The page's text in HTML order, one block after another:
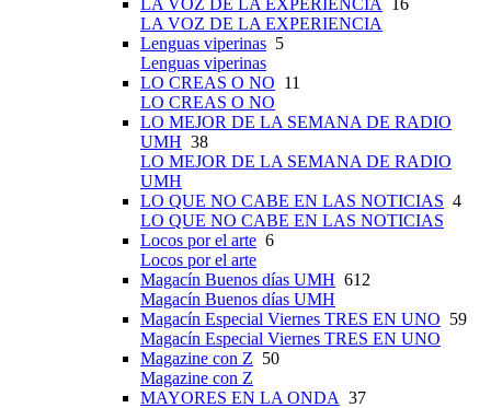
LA VOZ DE LA EXPERIENCIA
16
LA VOZ DE LA EXPERIENCIA
Lenguas viperinas 5
Lenguas viperinas
LO CREAS O NO 11
LO CREAS O NO
LO MEJOR DE LA SEMANA DE RADIO
UMH 38
LO MEJOR DE LA SEMANA DE RADIO
UMH
LO QUE NO CABE EN LAS NOTICIAS 4
LO QUE NO CABE EN LAS NOTICIAS
Locos por el arte 6
Locos por el arte
Magacín Buenos días UMH 612
Magacín Buenos días UMH
Magacín Especial Viernes TRES EN UNO 59
Magacín Especial Viernes TRES EN UNO
Magazine con Z 50
Magazine con Z
MAYORES EN LA ONDA 37